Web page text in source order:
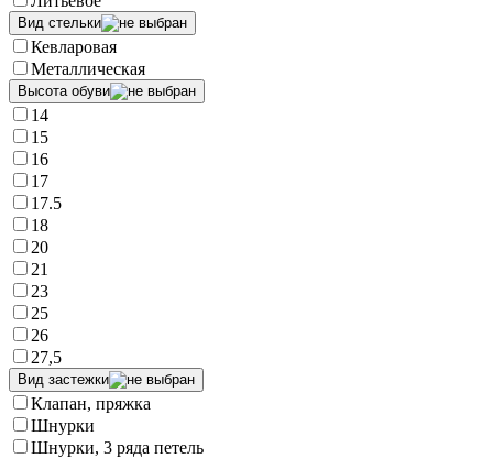
Вид стельки
Кевларовая
Металлическая
Высота обуви
14
15
16
17
17.5
18
20
21
23
25
26
27,5
Вид застежки
Клапан, пряжка
Шнурки
Шнурки, 3 ряда петель